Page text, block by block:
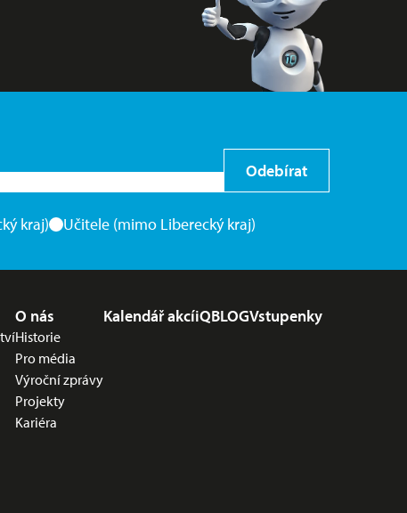
Odebírat
kraj) Učitele (mimo Liberecký kraj)
O nás
Historie
Pro média
Výroční zprávy
Projekty
Kariéra
Kalendář akcíiQBLOGVstupenky